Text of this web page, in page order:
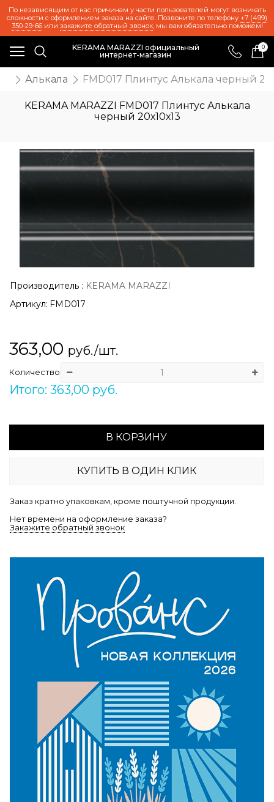
По независящим от нас причинам у части пользователей могут возникать
сложности с оформлением заказа на сайте. Позвоните по телефону +7 (499)
350-29-66или закажите обратный звонок, мы вам обязательно поможем!
KERAMA MARAZZI официальный
интернет-магазин
0
Алькала FMD017 Плинтус Алькала черный
KERAMA MARAZZI FMD017 Плинтус Алькала
черный 20х10х13
Производитель : KERAMA MARAZZI
Артикул: FMD017
363,00 руб./шт.
Количество
Итого: 363,00 руб.
В КОРЗИНУ
КУПИТЬ В ОДИН КЛИК
Заказ кратно упаковкам, кроме поштучной продукции.
Нет времени на оформление заказа?
Закажите обратный звонок